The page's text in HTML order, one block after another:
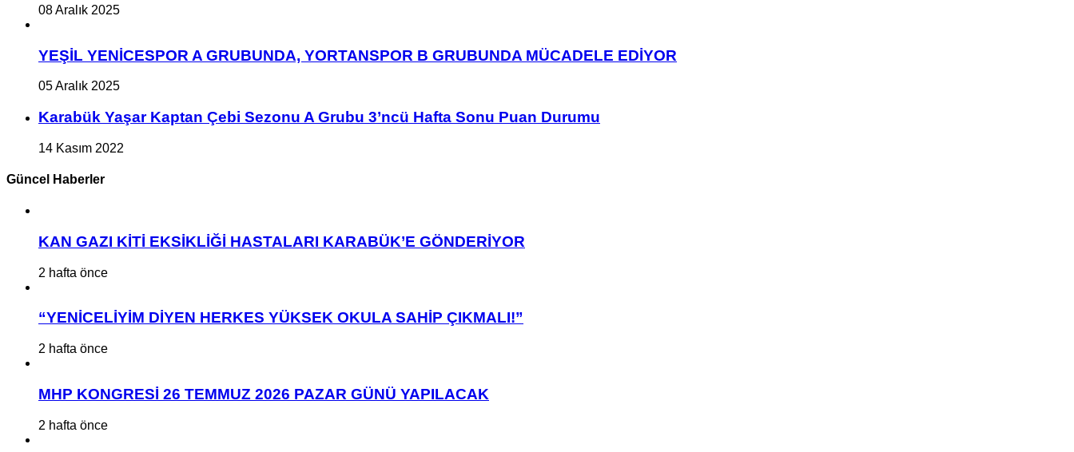
08 Aralık 2025
YEŞİL YENİCESPOR A GRUBUNDA, YORTANSPOR B GRUBUNDA MÜCADELE EDİYOR
05 Aralık 2025
Karabük Yaşar Kaptan Çebi Sezonu A Grubu 3’ncü Hafta Sonu Puan Durumu
14 Kasım 2022
Güncel Haberler
KAN GAZI KİTİ EKSİKLİĞİ HASTALARI KARABÜK’E GÖNDERİYOR
2 hafta önce
“YENİCELİYİM DİYEN HERKES YÜKSEK OKULA SAHİP ÇIKMALI!”
2 hafta önce
MHP KONGRESİ 26 TEMMUZ 2026 PAZAR GÜNÜ YAPILACAK
2 hafta önce